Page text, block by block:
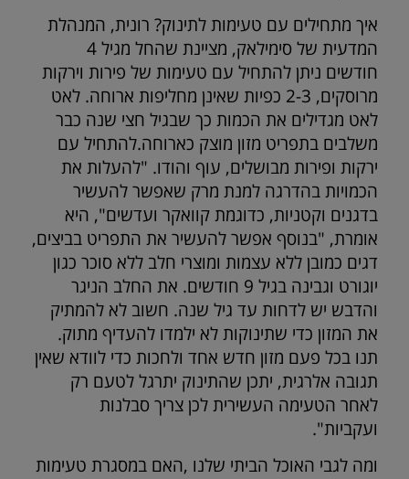
איך מתחילים עם טעימות לתינוק? רונית, המנהלת
המדעית של סימילאק, מציינת שהחל מגיל 4
חודשים ניתן להתחיל עם טעימות של פירות וירקות
מרוסקים, 2-3 כפיות שאינן מחליפות ארוחה. לאט
לאט מגדילים את הכמות כך שבגיל חצי שנה כבר
משלבים בתפריט מזון מוצק כארוחה.להתחיל עם
ירקות ופירות מבושלים, עוף והודו. "להעלות את
הכמויות בהדרגה למנת מרק שאפשר להעשיר
בדגנים וקטניות, כדוגמת קוואקר ועדשים", היא
אומרת, "בנוסף אפשר להעשיר את התפריט בביצים,
דגים כמובן ללא עצמות ומוצרי חלב ללא סוכר כגון
יוגורט וגבינה בגיל 9 חודשים. את החלב הניגר
והדבש יש לדחות עד גיל שנה. חשוב לא להמתיק
את המזון כדי שתינוקות לא ילמדו להעדיף מתוק.
תנו בכל פעם מזון חדש אחד ולחכות כדי לוודא שאין
תגובה אלרגית, יתכן שהתינוק יתרגל לטעם רק
לאחר הטעימה העשירית לכן צריך סבלנות
ועקביות".
ומה לגבי האוכל הביתי שלנו ,האם במסגרת טעימות